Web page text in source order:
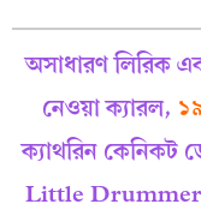
অসাধারণ লিরিক
নেওয়া ক্যারল,
ক্যাথরিন কেনিকট
Little Drummer